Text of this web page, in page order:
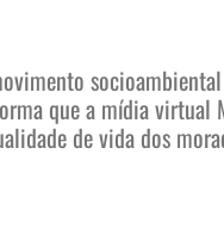
que a mídia virtual
de vida dos